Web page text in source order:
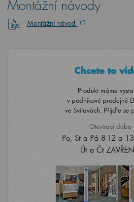
Montážní návody
Montážní návod
Chcete to
Produkt máme
v podnikové prodejně
ve Svitavách. Přijďte se
Otevírací doba
Po, St a Pá 8-12 a
Út a Čt